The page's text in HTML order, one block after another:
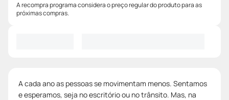
A recompra programa considera o preço regular do produto para as
próximas compras.
A cada ano as pessoas se movimentam menos. Sentamos
e esperamos, seja no escritório ou no trânsito. Mas, na